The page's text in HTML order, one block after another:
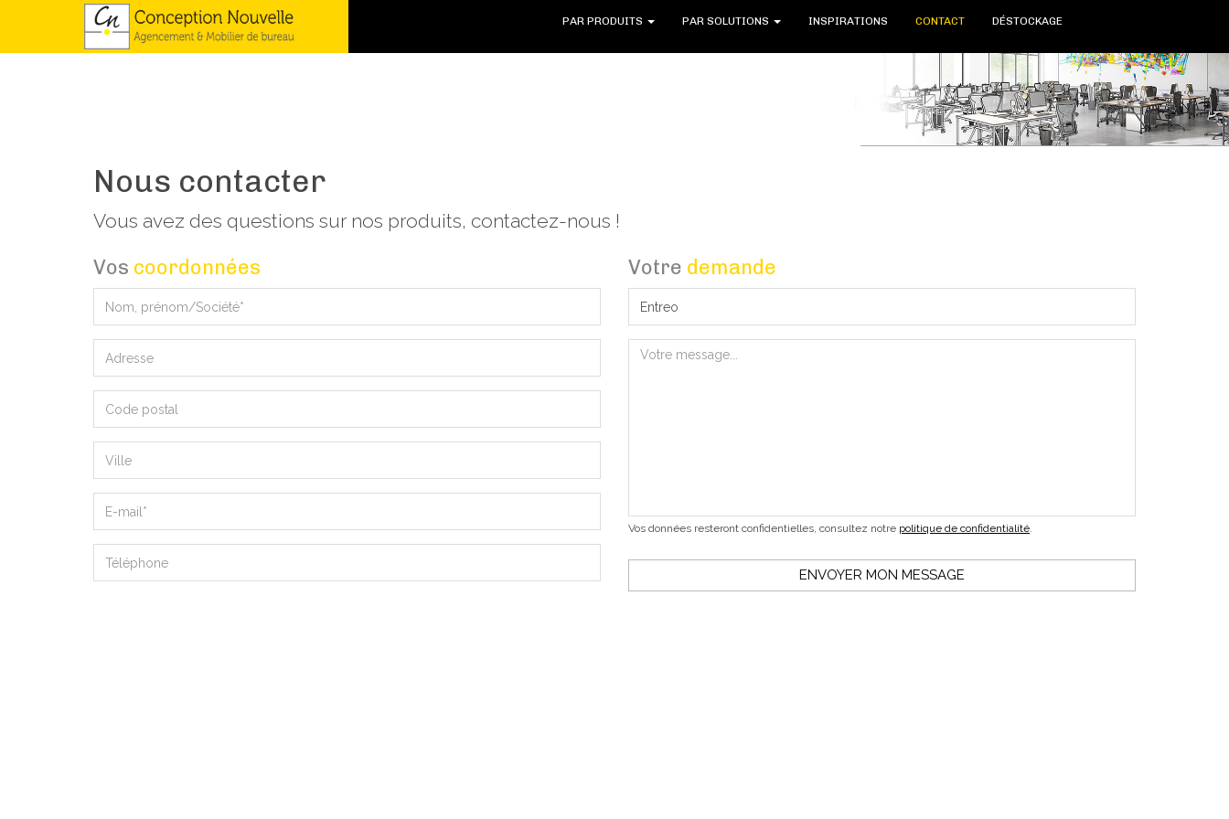
PAR PRODUITS PAR SOLUTIONS INSPIRATIONS CONTACT DÉSTOCKAGE
Nous contacter
Vous avez des questions sur nos produits, contactez-nous !
Vos coordonnées Votre demande
Vos données resteront confidentielles, consultez notre politique de confidentialité.
ENVOYER MON MESSAGE